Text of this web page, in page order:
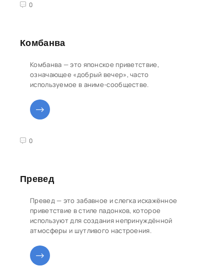
0
5
Комбанва
Комбанва — это японское приветствие,
означающее «добрый вечер», часто
используемое в аниме-сообществе.
0
5
Превед
Превед — это забавное и слегка искажённое
приветствие в стиле падонков, которое
используют для создания непринуждённой
атмосферы и шутливого настроения.